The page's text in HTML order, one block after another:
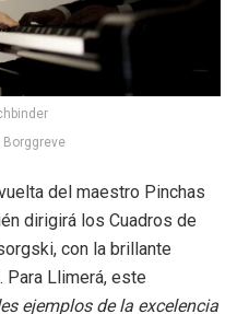
Borggreve
del maestro Pinchas
dirigirá los Cuadros de
con la brillante
Para Llimerá, este
ejemplos de la excelencia